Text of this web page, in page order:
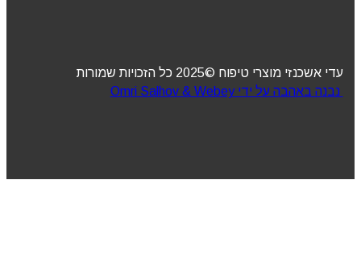
עדי אשכנזי מוצרי טיפוח ©2025 כל הזכויות שמורות
נבנה באהבה על ידי Omri Salhov & Webey